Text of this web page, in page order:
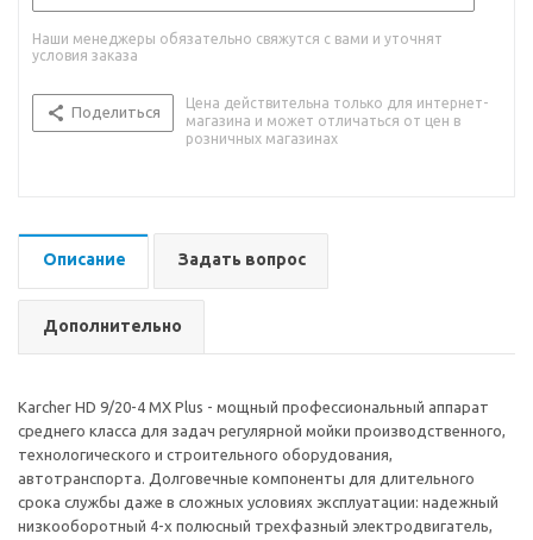
Наши менеджеры обязательно свяжутся с вами и уточнят
условия заказа
Поделиться
Цена действительна только для интернет-
магазина и может отличаться от цен в
розничных магазинах
Описание Задать вопрос
Дополнительно
Karcher HD 9/20-4 MX Plus - мощный профессиональный аппарат
среднего класса для задач регулярной мойки производственного,
технологического и строительного оборудования,
автотранспорта. Долговечные компоненты для длительного
срока службы даже в сложных условиях эксплуатации: надежный
низкооборотный 4-х полюсный трехфазный электродвигатель,